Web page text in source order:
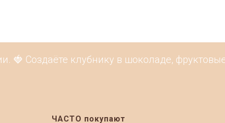
клубнику в шоколаде,
ЧАСТО покупают